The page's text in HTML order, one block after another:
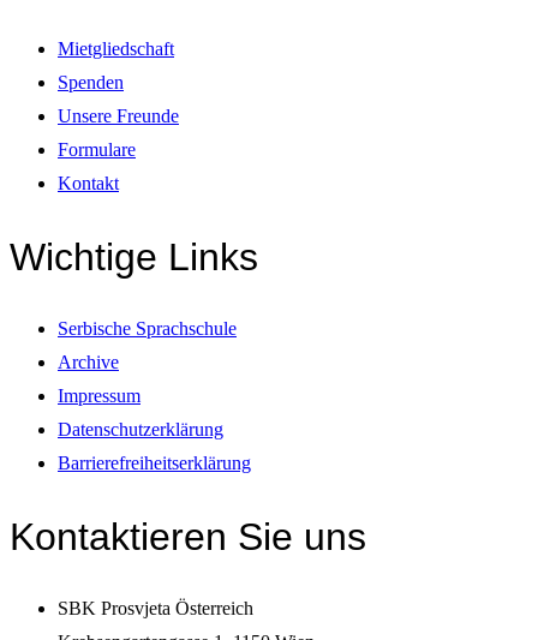
Mietgliedschaft
Spenden
Unsere Freunde
Formulare
Kontakt
Wichtige Links
Serbische Sprachschule
Archive
Impressum
Datenschutzerklärung
Barrierefreiheitserklärung
Kontaktieren Sie uns
SBK Prosvjeta Österreich